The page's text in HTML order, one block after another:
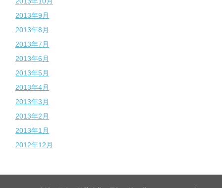
2013年9月
2013年8月
2013年7月
2013年6月
2013年5月
2013年4月
2013年3月
2013年2月
2013年1月
2012年12月